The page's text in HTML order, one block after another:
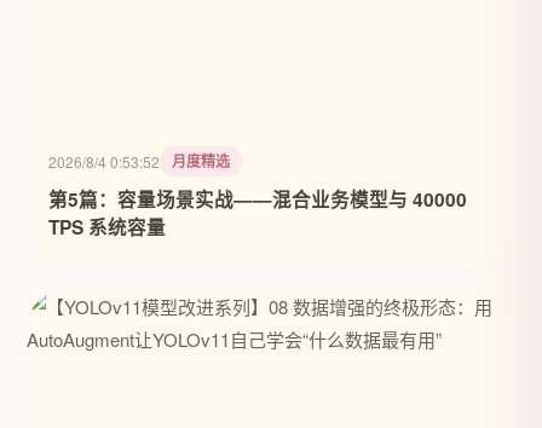
2026/8/4 0:53:52 月度精选
第5篇：容量场景实战——混合业务模型与 40000
TPS 系统容量